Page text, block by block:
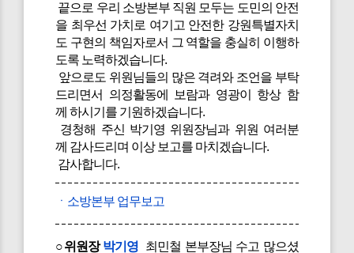
끝으로 우리 소방본부 직원 모두는 도민의 안전
을 최우선 가치로 여기고 안전한 강원특별자치
도 구현의 책임자로서 그 역할을 충실히 이행하
도록 노력하겠습니다.
앞으로도 위원님들의 많은 격려와 조언을 부탁
드리면서 의정활동에 보람과 영광이 항상 함
께 하시기를 기원하겠습니다.
경청해 주신 박기영 위원장님과 위원 여러분
께 감사드리며 이상 보고를 마치겠습니다.
감사합니다.
ㆍ소방본부 업무보고
○위원장박기영 최민철 본부장님 수고 많으셨